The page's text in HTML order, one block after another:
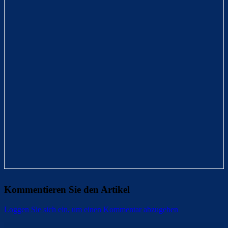
Kommentieren Sie den Artikel
Loggen Sie sich ein, um einen Kommentar abzugeben